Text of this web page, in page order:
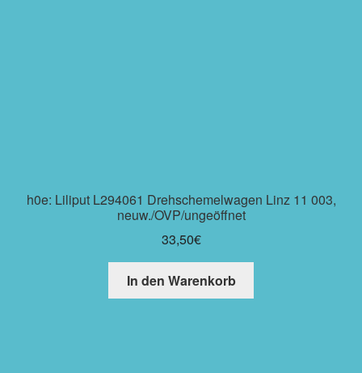
h0e: Liliput L294061 Drehschemelwagen Linz 11 003,
neuw./OVP/ungeöffnet
33,50€
In den Warenkorb